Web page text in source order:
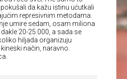
da kažu istinu ućutkali
represivnim metodama.
umire sedam, osam miliona
20-25.000, a sada se
hiljada organizuju
način, naravno.